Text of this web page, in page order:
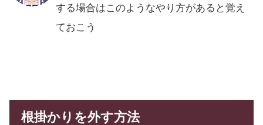
する場合はこのようなやり方があると覚え
ておこう
根掛かりを外す方法